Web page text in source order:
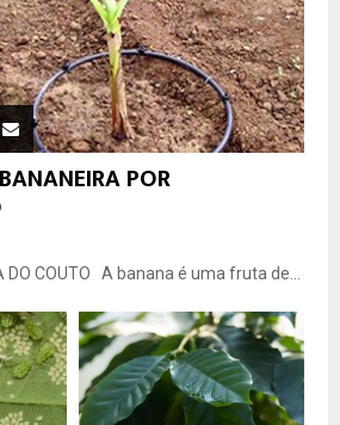
POR
DO COUTO A banana é uma fruta de...